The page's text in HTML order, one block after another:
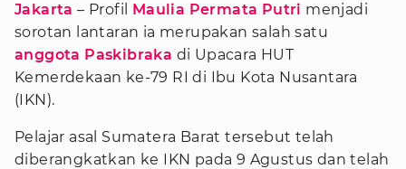
Jakarta – Profil Maulia Permata Putri menjadi
sorotan lantaran ia merupakan salah satu
anggota Paskibraka di Upacara HUT
Kemerdekaan ke-79 RI di Ibu Kota Nusantara
(IKN).
Pelajar asal Sumatera Barat tersebut telah
diberangkatkan ke IKN pada 9 Agustus dan telah